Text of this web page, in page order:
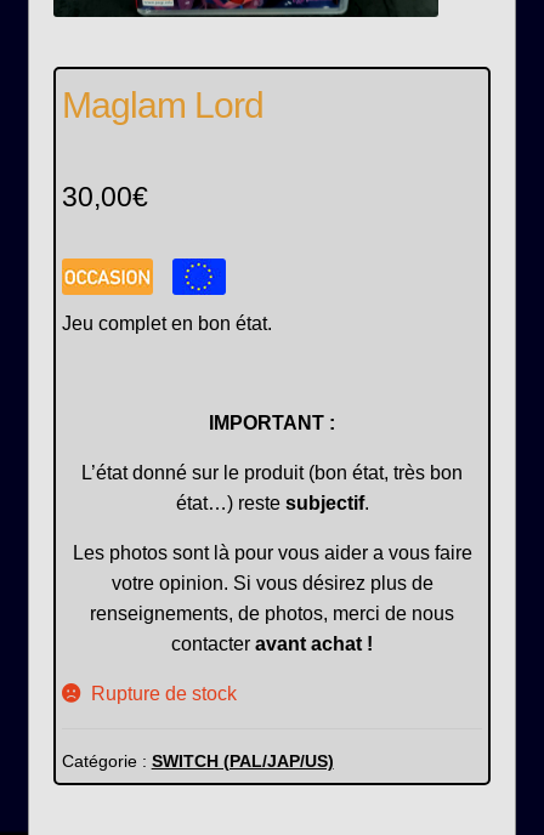
Maglam Lord
30,00€
Jeu complet en bon état.
IMPORTANT :
L’état donné sur le produit (bon état, très bon
état…) reste subjectif.
Les photos sont là pour vous aider a vous faire
votre opinion. Si vous désirez plus de
renseignements, de photos, merci de nous
contacter avant achat !
Rupture de stock
Catégorie : SWITCH (PAL/JAP/US)